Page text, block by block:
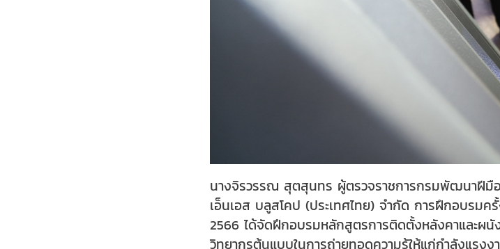
นางจิรวรรณ สุตสุนทร ผู้ตรวจราชการกรมพัฒนาฝีมื
เอ็นเอส บลูสโคป (ประเทศไทย) จำกัด การฝึกอบรม
2566 ได้จัดฝึกอบรมหลักสูตรการติดตั้งหลังคาและผ
วิทยากรต้นแบบในการถ่ายทอดความรู้ให้แก่กำลังแรง